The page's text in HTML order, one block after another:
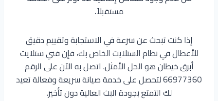
مستقبلاً.
إذا كنت تبحث عن سرعة في الاستجابة وتقييم دقيق
للأعطال في نظام الستلايت الخاص بك، فإن فني ستلايت
أبرق خيطان هو الحل الأمثل. اتصل به الآن على الرقم
66977360 لتحصل على خدمة صيانة سريعة وفعالة تعيد
لك التمتع بجودة البث العالية دون تأخير.